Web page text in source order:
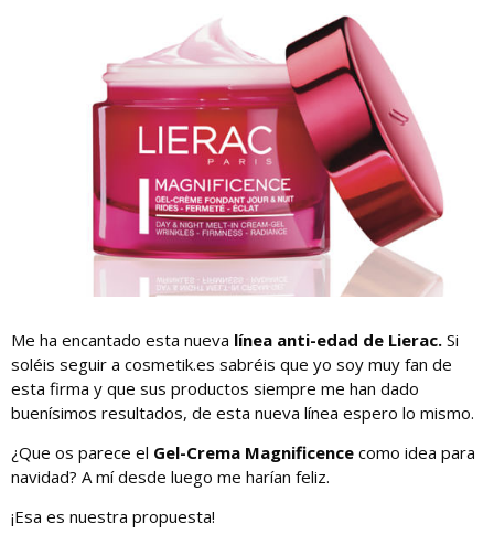
Me ha encantado esta nueva línea anti-edad de Lierac. Si
soléis seguir a cosmetik.es sabréis que yo soy muy fan de
esta firma y que sus productos siempre me han dado
buenísimos resultados, de esta nueva línea espero lo mismo.
¿Que os parece el Gel-Crema Magnificence como idea para
navidad? A mí desde luego me harían feliz.
¡Esa es nuestra propuesta!